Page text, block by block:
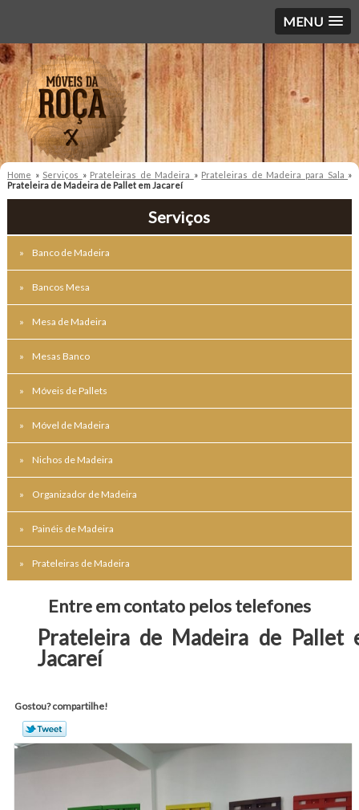
MENU
Home » Serviços » Prateleiras de Madeira » Prateleiras de Madeira para Sala »
Prateleira de Madeira de Pallet em Jacareí
Serviços
Banco de Madeira
Bancos Mesa
Mesa de Madeira
Mesas Banco
Móveis de Pallets
Móvel de Madeira
Nichos de Madeira
Organizador de Madeira
Painéis de Madeira
Prateleiras de Madeira
Entre em contato pelos telefones
Prateleira de Madeira de Pallet
Jacareí
Gostou? compartilhe!